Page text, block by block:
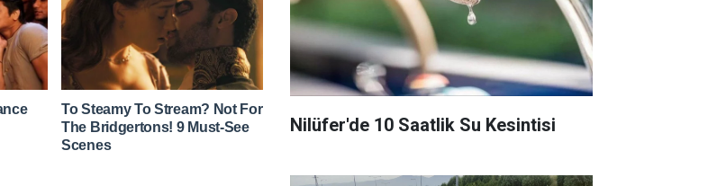
Nilüfer'de 10 Saatlik Su Kesintisi